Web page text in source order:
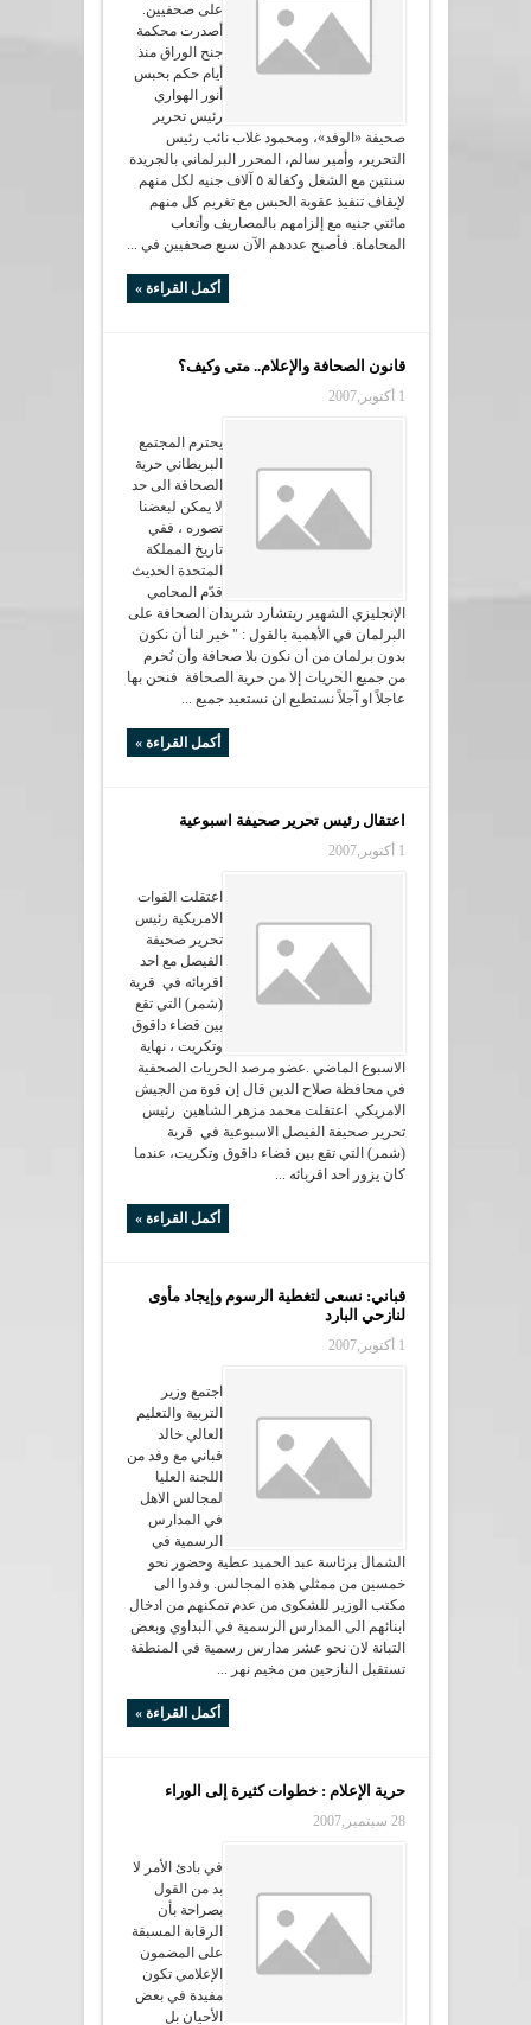
على صحفيين.
أصدرت محكمة
جنح الوراق منذ
أيام حكم بحبس
أنور الهواري
رئيس تحرير
صحيفة «الوفد»، ومحمود غلاب نائب رئيس
التحرير، وأمير سالم، المحرر البرلماني بالجريدة
سنتين مع الشغل وكفالة ٥ آلاف جنيه لكل منهم
لإيقاف تنفيذ عقوبة الحبس مع تغريم كل منهم
مائتي جنيه مع إلزامهم بالمصاريف وأتعاب
المحاماة. فأصبح عددهم الآن سبع صحفيين في ...
أكمل القراءة »
قانون الصحافة والإعلام.. متى وكيف؟
1 أكتوبر,2007
يحترم المجتمع
البريطاني حرية
الصحافة الى حد
لا يمكن لبعضنا
تصوره ، ففي
تاريخ المملكة
المتحدة الحديث
قدّم المحامي
الإنجليزي الشهير ريتشارد شريدان الصحافة على
البرلمان في الأهمية بالقول : " خير لنا أن نكون
بدون برلمان من أن نكون بلا صحافة وأن نُحرم
من جميع الحريات إلا من حرية الصحافة فنحن بها
عاجلاً او آجلاً نستطيع ان نستعيد جميع ...
أكمل القراءة »
اعتقال رئيس تحرير صحيفة اسبوعية
1 أكتوبر,2007
اعتقلت القوات
الامريكية رئيس
تحرير صحيفة
الفيصل مع احد
اقربائه في قرية
(شمر) التي تقع
بين قضاء داقوق
وتكريت ، نهاية
الاسبوع الماضي .عضو مرصد الحريات الصحفية
في محافظة صلاح الدين قال إن قوة من الجيش
الامريكي اعتقلت محمد مزهر الشاهين رئيس
تحرير صحيفة الفيصل الاسبوعية في قرية
(شمر) التي تقع بين قضاء داقوق وتكريت، عندما
كان يزور احد اقربائه ...
أكمل القراءة »
قباني: نسعى لتغطية الرسوم وإيجاد مأوى
لنازحي البارد
1 أكتوبر,2007
اجتمع وزير
التربية والتعليم
العالي خالد
قباني مع وفد من
اللجنة العليا
لمجالس الاهل
في المدارس
الرسمية في
الشمال برئاسة عبد الحميد عطية وحضور نحو
خمسين من ممثلي هذه المجالس. وفدوا الى
مكتب الوزير للشكوى من عدم تمكنهم من ادخال
ابنائهم الى المدارس الرسمية في البداوي وبعض
التبانة لان نحو عشر مدارس رسمية في المنطقة
تستقبل النازحين من مخيم نهر ...
أكمل القراءة »
حرية الإعلام : خطوات كثيرة إلى الوراء
28 سبتمبر,2007
في بادئ الأمر لا
بد من القول
بصراحة بأن
الرقابة المسبقة
على المضمون
الإعلامي تكون
مفيدة في بعض
الأحيان بل